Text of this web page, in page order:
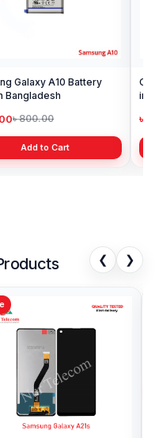
Galaxy A10 Battery
Bangladesh
৳ 800.00
Add to Cart
in
৳
❮ ❯
Galaxy M02 Display
Bangladesh
Add to Cart